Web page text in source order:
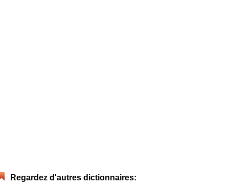
Regardez d'autres dictionnaires: